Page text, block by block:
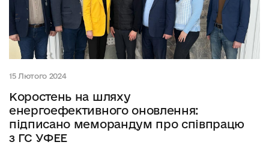
15 Лютого 2024
Коростень на шляху
енергоефективного оновлення:
підписано меморандум про співпрацю
з ГС УФЕЕ